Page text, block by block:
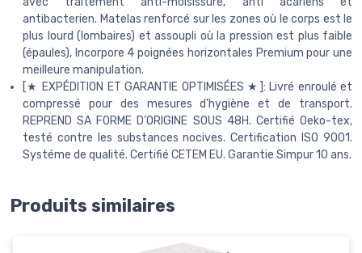
antibacterien. Matelas renforcé sur les zones où le corps est le
plus lourd (lombaires) et assoupli où la pression est plus faible
(épaules), Incorpore 4 poignées horizontales Premium pour une
meilleure manipulation.
[★ EXPÉDITION ET GARANTIE OPTIMISÉES ★]: Livré enroulé et
compressé pour des mesures d'hygiène et de transport.
REPREND SA FORME D'ORIGINE SOUS 48H. Certifié Oeko-tex,
testé contre les substances nocives. Certification ISO 9001.
Systéme de qualité. Certifié CETEM EU. Garantie Simpur 10 ans.
Produits similaires